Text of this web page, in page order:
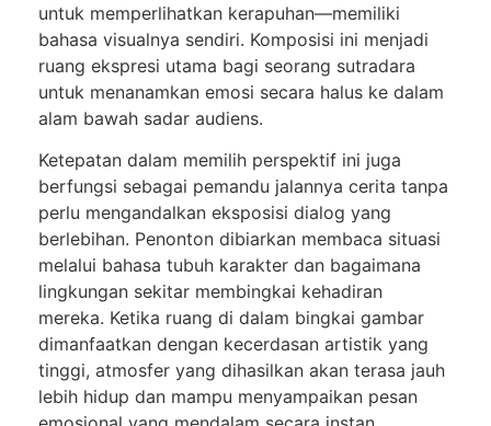
untuk memperlihatkan kerapuhan—memiliki
bahasa visualnya sendiri. Komposisi ini menjadi
ruang ekspresi utama bagi seorang sutradara
untuk menanamkan emosi secara halus ke dalam
alam bawah sadar audiens.
Ketepatan dalam memilih perspektif ini juga
berfungsi sebagai pemandu jalannya cerita tanpa
perlu mengandalkan eksposisi dialog yang
berlebihan. Penonton dibiarkan membaca situasi
melalui bahasa tubuh karakter dan bagaimana
lingkungan sekitar membingkai kehadiran
mereka. Ketika ruang di dalam bingkai gambar
dimanfaatkan dengan kecerdasan artistik yang
tinggi, atmosfer yang dihasilkan akan terasa jauh
lebih hidup dan mampu menyampaikan pesan